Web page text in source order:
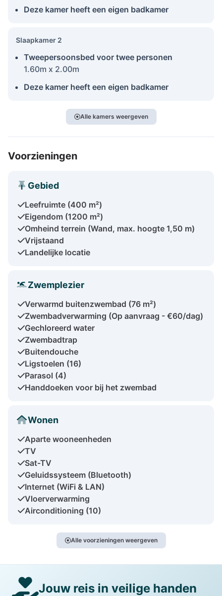
Deze kamer heeft een eigen badkamer
Slaapkamer 2
Tweepersoonsbed voor twee personen
1.60m x 2.00m
Deze kamer heeft een eigen badkamer
Alle kamers weergeven
Voorzieningen
Gebied
Leefruimte (400 m²)
Eigendom (1200 m²)
Omheind terrein (Wand, max. hoogte 1,50 m)
Vrijstaand
Landelijke locatie
Zwemplezier
Verwarmd buitenzwembad (76 m²)
Zwembadverwarming (Op aanvraag - €60/dag)
Gechloreerd water
Zwembadtrap
Buitendouche
Ligstoelen (16)
Parasol (4)
Handdoeken voor bij het zwembad
Wonen
Aparte wooneenheden
TV
Sat-TV
Geluidssysteem (Bluetooth)
Internet (WiFi & LAN)
Vloerverwarming
Airconditioning (10)
Alle voorzieningen weergeven
Jouw reis in veilige handen